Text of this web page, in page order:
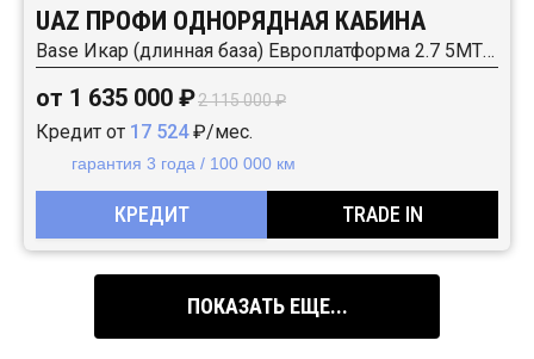
UAZ ПРОФИ ОДНОРЯДНАЯ КАБИНА
Base Икар (длинная база) Европлатформа 2.7 5MT (150 л.с.) RWD
от 1 635 000 ₽2 115 000 ₽
Кредит от 17 524₽/мес.
гарантия 3 года / 100 000 км
КРЕДИТ TRADE IN
ПОКАЗАТЬ ЕЩЕ...